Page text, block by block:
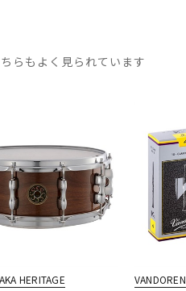
らもよく見られています
HERITAGE VANDOREN